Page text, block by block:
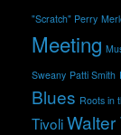
"Scratch" Perry
Meeting
Sweany Patti Smith
Blues Roots in
TivoliWalter